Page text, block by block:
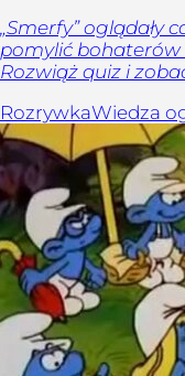
„Smerfy” oglądały
pomylić bohaterów
Rozwiąż quiz i
RozrywkaWiedza